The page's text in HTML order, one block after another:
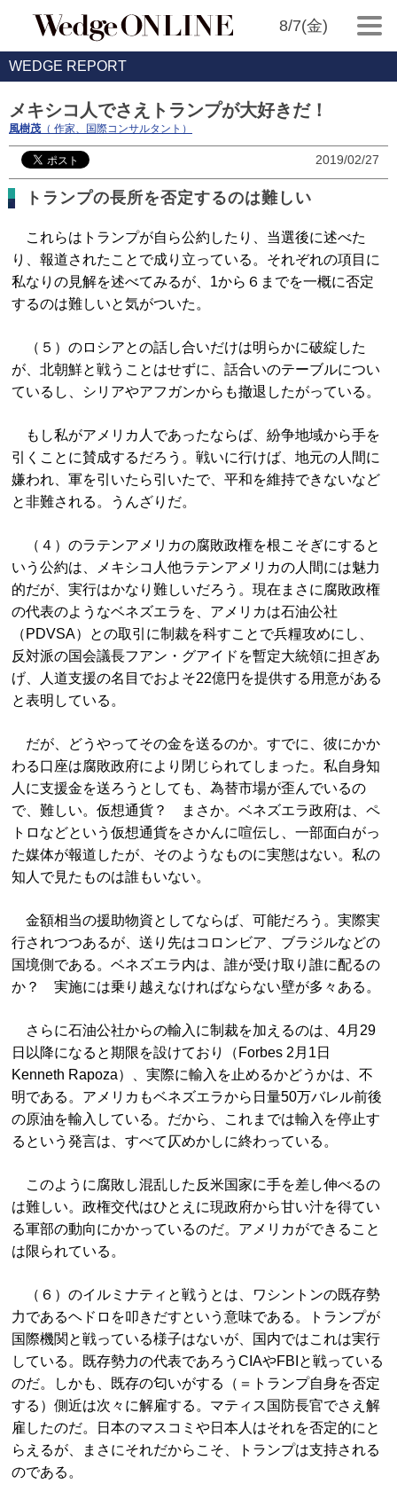
8/7(金)
WEDGE REPORT
メキシコ人でさえトランプが大好きだ！
風樹茂 （ 作家、国際コンサルタント）
2019/02/27
トランプの長所を否定するのは難しい
これらはトランプが自ら公約したり、当選後に述べた
り、報道されたことで成り立っている。それぞれの項目に
私なりの見解を述べてみるが、1から６までを一概に否定
するのは難しいと気がついた。
（５）のロシアとの話し合いだけは明らかに破綻した
が、北朝鮮と戦うことはせずに、話合いのテーブルについ
ているし、シリアやアフガンからも撤退したがっている。
もし私がアメリカ人であったならば、紛争地域から手を
引くことに賛成するだろう。戦いに行けば、地元の人間に
嫌われ、軍を引いたら引いたで、平和を維持できないなど
と非難される。うんざりだ。
（４）のラテンアメリカの腐敗政権を根こそぎにすると
いう公約は、メキシコ人他ラテンアメリカの人間には魅力
的だが、実行はかなり難しいだろう。現在まさに腐敗政権
の代表のようなベネズエラを、アメリカは石油公社
（PDVSA）との取引に制裁を科すことで兵糧攻めにし、
反対派の国会議長フアン・グアイドを暫定大統領に担ぎあ
げ、人道支援の名目でおよそ22億円を提供する用意がある
と表明している。
だが、どうやってその金を送るのか。すでに、彼にかか
わる口座は腐敗政府により閉じられてしまった。私自身知
人に支援金を送ろうとしても、為替市場が歪んでいるの
で、難しい。仮想通貨？ まさか。ベネズエラ政府は、ペ
トロなどという仮想通貨をさかんに喧伝し、一部面白がっ
た媒体が報道したが、そのようなものに実態はない。私の
知人で見たものは誰もいない。
金額相当の援助物資としてならば、可能だろう。実際実
行されつつあるが、送り先はコロンビア、ブラジルなどの
国境側である。ベネズエラ内は、誰が受け取り誰に配るの
か？ 実施には乗り越えなければならない壁が多々ある。
さらに石油公社からの輸入に制裁を加えるのは、4月29
日以降になると期限を設けており（Forbes 2月1日
Kenneth Rapoza）、実際に輸入を止めるかどうかは、不
明である。アメリカもベネズエラから日量50万バレル前後
の原油を輸入している。だから、これまでは輸入を停止す
るという発言は、すべて仄めかしに終わっている。
このように腐敗し混乱した反米国家に手を差し伸べるの
は難しい。政権交代はひとえに現政府から甘い汁を得てい
る軍部の動向にかかっているのだ。アメリカができること
は限られている。
（６）のイルミナティと戦うとは、ワシントンの既存勢
力であるヘドロを叩きだすという意味である。トランプが
国際機関と戦っている様子はないが、国内ではこれは実行
している。既存勢力の代表であろうCIAやFBIと戦っている
のだ。しかも、既存の匂いがする（＝トランプ自身を否定
する）側近は次々に解雇する。マティス国防長官でさえ解
雇したのだ。日本のマスコミや日本人はそれを否定的にと
らえるが、まさにそれだからこそ、トランプは支持される
のである。